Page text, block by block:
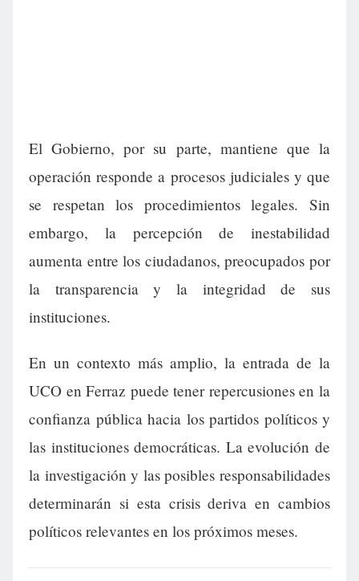
El Gobierno, por su parte, mantiene que la
operación responde a procesos judiciales y que
se respetan los procedimientos legales. Sin
embargo, la percepción de inestabilidad
aumenta entre los ciudadanos, preocupados por
la transparencia y la integridad de sus
instituciones.
En un contexto más amplio, la entrada de la
UCO en Ferraz puede tener repercusiones en la
confianza pública hacia los partidos políticos y
las instituciones democráticas. La evolución de
la investigación y las posibles responsabilidades
determinarán si esta crisis deriva en cambios
políticos relevantes en los próximos meses.